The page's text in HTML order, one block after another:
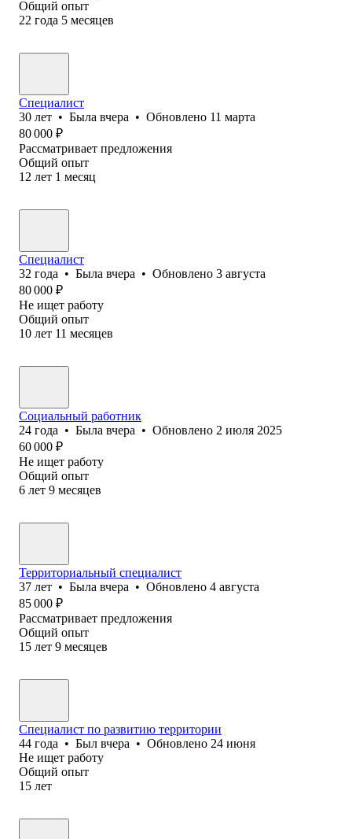
Общий опыт
22 года 5 месяцев
Специалист
30 лет • Была вчера • Обновлено 11 марта
80 000 ₽
Рассматривает предложения
Общий опыт
12 лет 1 месяц
Специалист
32 года • Была вчера • Обновлено 3 августа
80 000 ₽
Не ищет работу
Общий опыт
10 лет 11 месяцев
Социальный работник
24 года • Была вчера • Обновлено 2 июля 2025
60 000 ₽
Не ищет работу
Общий опыт
6 лет 9 месяцев
Территориальный специалист
37 лет • Была вчера • Обновлено 4 августа
85 000 ₽
Рассматривает предложения
Общий опыт
15 лет 9 месяцев
Специалист по развитию территории
44 года • Был вчера • Обновлено 24 июня
Не ищет работу
Общий опыт
15 лет